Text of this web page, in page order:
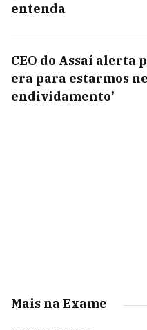
entenda
CEO do Assaí alerta
era para estarmos
endividamento’
Mais na Exame